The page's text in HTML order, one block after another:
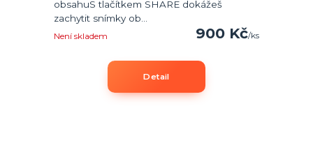
obsahuS tlačítkem SHARE dokážeš
zachytit snímky ob...
900 Kč/ks
Není skladem
Detail